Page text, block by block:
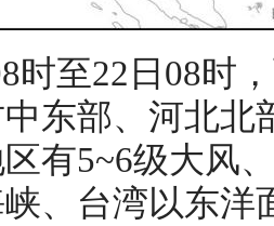
时至22日08时
东部、河北北
有5~6级大风
、台湾以东洋